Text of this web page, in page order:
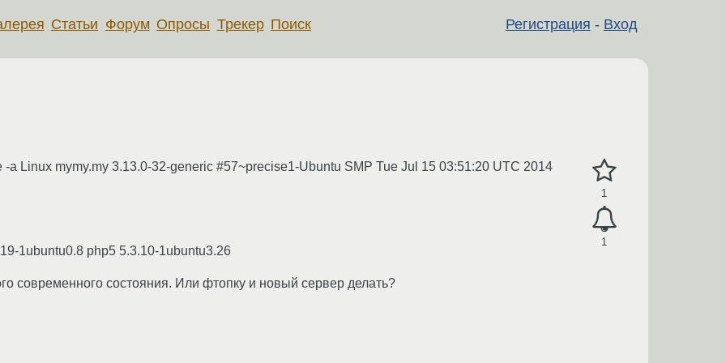
Регистрация - Вход
Статьи Форум Опросы Трекер Поиск
1
1
Linux mymy.my 3.13.0-32-generic #57~precise1-Ubuntu SMP Tue Jul 15 03:51:20 UTC 2014
1ubuntu0.8 php5 5.3.10-1ubuntu3.26
современного состояния. Или фтопку и новый сервер делать?